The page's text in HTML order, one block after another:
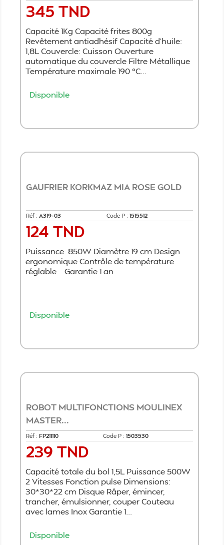
Prix
345 TND
Capacité 1Kg Capacité frites 800g
Revêtement antiadhésif Capacité d'huile:
1,8L Couvercle: Cuisson Ouverture
automatique du couvercle Filtre Métallique
Température maximale 190 °C...
Disponible
GAUFRIER KORKMAZ MIA ROSE GOLD
Réf : A319-03 Code P : 1515512
Prix
124 TND
Puissance 850W Diamètre 19 cm Design
ergonomique Contrôle de température
réglable Garantie 1 an
Disponible
ROBOT MULTIFONCTIONS MOULINEX
MASTER...
Réf : FP211110 Code P : 1503530
Prix
239 TND
Capacité totale du bol 1,5L Puissance 500W
2 Vitesses Fonction pulse Dimensions:
30*30*22 cm Disque Râper, émincer,
trancher, émulsionner, couper Couteau
avec lames Inox Garantie 1...
Disponible